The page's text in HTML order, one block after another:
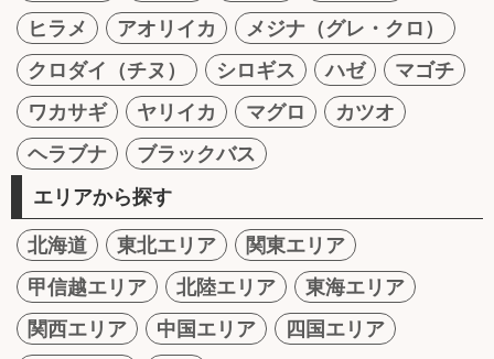
ヒラメ
アオリイカ
メジナ（グレ・クロ）
クロダイ（チヌ）
シロギス ハゼ
マゴチ
ワカサギ
ヤリイカ マグロ
カツオ
ヘラブナ
ブラックバス
エリアから探す
北海道 東北エリア
関東エリア
甲信越エリア
北陸エリア
東海エリア
関西エリア
中国エリア
四国エリア